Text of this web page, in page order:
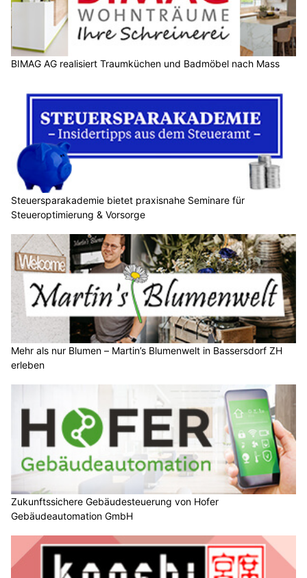
BIMAG AG realisiert Traumküchen und Badmöbel nach Mass
Steuersparakademie bietet praxisnahe Seminare für
Steueroptimierung & Vorsorge
Mehr als nur Blumen – Martin’s Blumenwelt in Bassersdorf ZH
erleben
Zukunftssichere Gebäudesteuerung von Hofer
Gebäudeautomation GmbH